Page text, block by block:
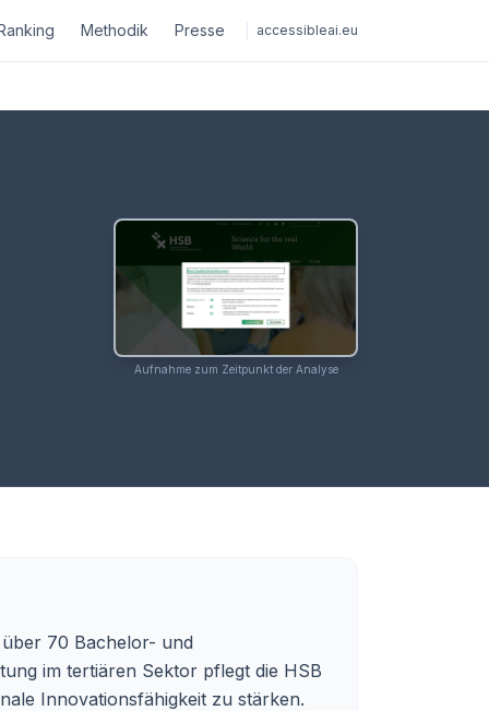
Methodik Presse accessibleai.eu
Aufnahme zum Zeitpunkt der Analyse
70 Bachelor- und
im tertiären Sektor pflegt die HSB
Innovationsfähigkeit zu stärken.